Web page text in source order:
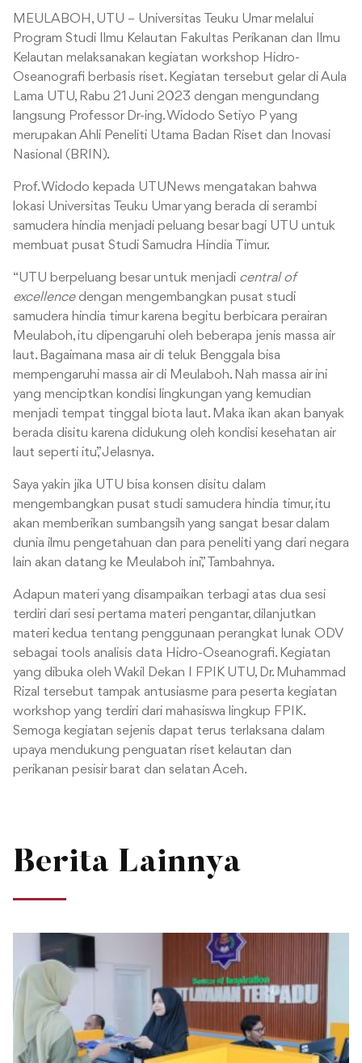
MEULABOH, UTU – Universitas Teuku Umar melalui
Program Studi Ilmu Kelautan Fakultas Perikanan dan Ilmu
Kelautan melaksanakan kegiatan workshop Hidro-
Oseanografi berbasis riset. Kegiatan tersebut gelar di Aula
Lama UTU, Rabu 21 Juni 2023 dengan mengundang
langsung Professor Dr-ing. Widodo Setiyo P yang
merupakan Ahli Peneliti Utama Badan Riset dan Inovasi
Nasional (BRIN).
Prof. Widodo kepada UTUNews mengatakan bahwa
lokasi Universitas Teuku Umar yang berada di serambi
samudera hindia menjadi peluang besar bagi UTU untuk
membuat pusat Studi Samudra Hindia Timur.
“UTU berpeluang besar untuk menjadi central of
excellence dengan mengembangkan pusat studi
samudera hindia timur karena begitu berbicara perairan
Meulaboh, itu dipengaruhi oleh beberapa jenis massa air
laut. Bagaimana masa air di teluk Benggala bisa
mempengaruhi massa air di Meulaboh. Nah massa air ini
yang menciptkan kondisi lingkungan yang kemudian
menjadi tempat tinggal biota laut. Maka ikan akan banyak
berada disitu karena didukung oleh kondisi kesehatan air
laut seperti itu,” Jelasnya.
Saya yakin jika UTU bisa konsen disitu dalam
mengembangkan pusat studi samudera hindia timur, itu
akan memberikan sumbangsih yang sangat besar dalam
dunia ilmu pengetahuan dan para peneliti yang dari negara
lain akan datang ke Meulaboh ini,” Tambahnya.
Adapun materi yang disampaikan terbagi atas dua sesi
terdiri dari sesi pertama materi pengantar, dilanjutkan
materi kedua tentang penggunaan perangkat lunak ODV
sebagai tools analisis data Hidro-Oseanografi. Kegiatan
yang dibuka oleh Wakil Dekan I FPIK UTU, Dr. Muhammad
Rizal tersebut tampak antusiasme para peserta kegiatan
workshop yang terdiri dari mahasiswa lingkup FPIK.
Semoga kegiatan sejenis dapat terus terlaksana dalam
upaya mendukung penguatan riset kelautan dan
perikanan pesisir barat dan selatan Aceh.
Berita Lainnya